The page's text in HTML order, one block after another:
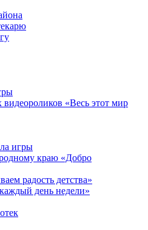
«Весь этот мир
игры
краю «Добро
радость детства»
день недели»